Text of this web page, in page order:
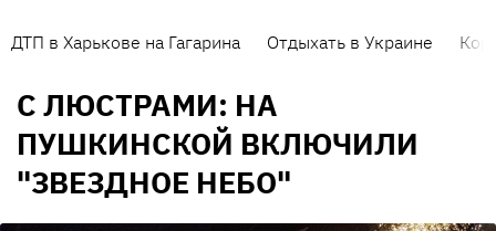
ДТП в Харькове на Гагарина Отдыхать в Украине
С ЛЮСТРАМИ: НА
ПУШКИНСКОЙ ВКЛЮЧИЛИ
"ЗВЕЗДНОЕ НЕБО"